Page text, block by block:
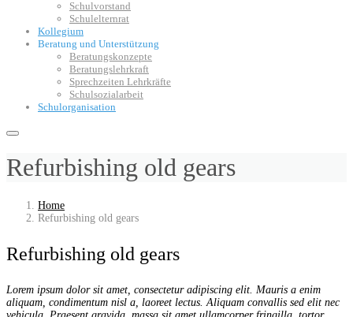
Schulvorstand
Schulelternrat
Kollegium
Beratung und Unterstützung
Beratungskonzepte
Beratungslehrkraft
Sprechzeiten Lehrkräfte
Schulsozialarbeit
Schulorganisation
Refurbishing old gears
Home
Refurbishing old gears
Refurbishing old gears
Lorem ipsum dolor sit amet, consectetur adipiscing elit. Mauris a enim
aliquam, condimentum nisl a, laoreet lectus. Aliquam convallis sed elit nec